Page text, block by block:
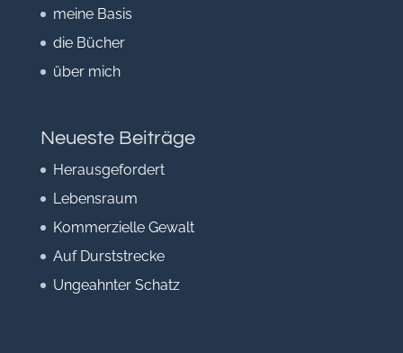
meine Basis
die Bücher
über mich
Neueste Beiträge
Herausgefordert
Lebensraum
Kommerzielle Gewalt
Auf Durststrecke
Ungeahnter Schatz